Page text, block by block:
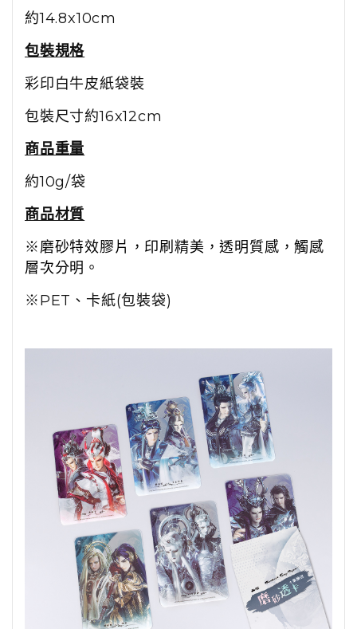
約14.8x10cm
包裝規格
彩印白牛皮紙袋裝
包裝尺寸約16x12cm
商品重量
約10g/袋
商品材質
※磨砂特效膠片，印刷精美，透明質感，觸感
層次分明。
※PET、卡紙(包裝袋)